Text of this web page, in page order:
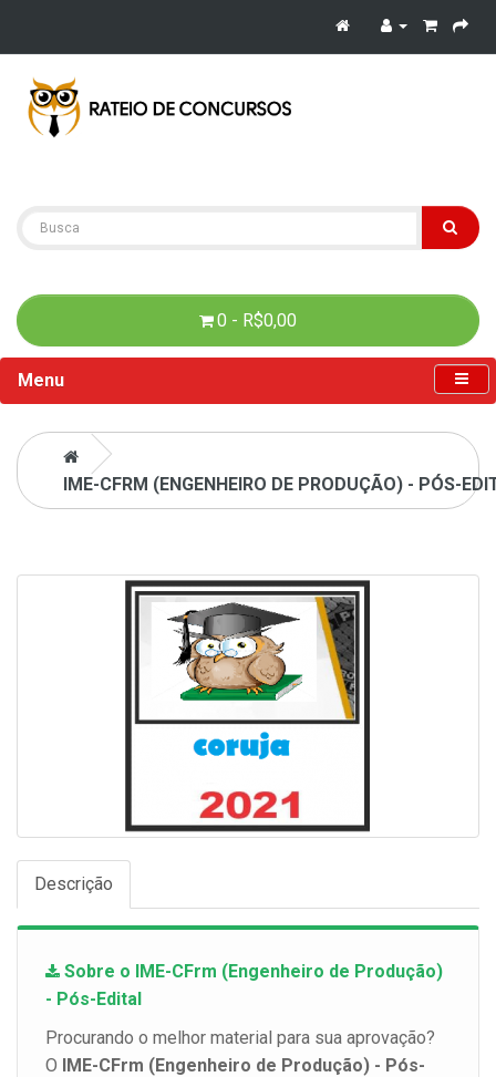
0 - R$0,00
Menu
IME-CFRM (ENGENHEIRO DE PRODUÇÃO) - PÓS-
Descrição
Sobre o IME-CFrm (Engenheiro de Produção)
- Pós-Edital
Procurando o melhor material para sua aprovação?
O IME-CFrm (Engenheiro de Produção) - Pós-